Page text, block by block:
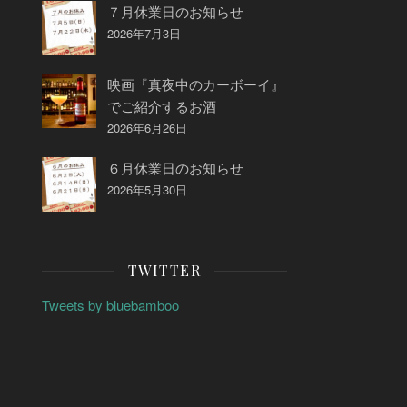
７月休業日のお知らせ
2026年7月3日
映画『真夜中のカーボーイ』
でご紹介するお酒
2026年6月26日
６月休業日のお知らせ
2026年5月30日
TWITTER
Tweets by bluebamboo